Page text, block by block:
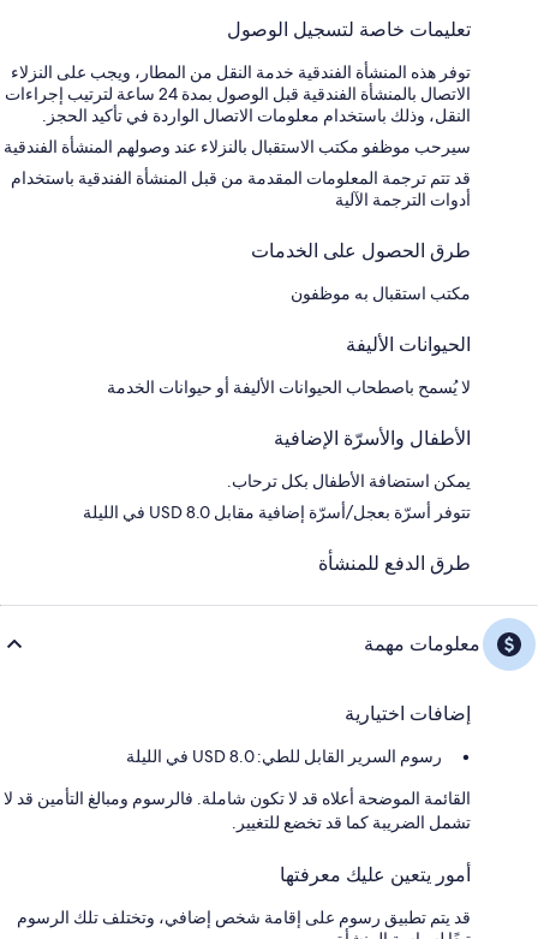
تعليمات خاصة لتسجيل الوصول
توفر هذه المنشأة الفندقية خدمة النقل من المطار، ويجب على النزلاء
الاتصال بالمنشأة الفندقية قبل الوصول بمدة 24 ساعة لترتيب إجراءات
النقل، وذلك باستخدام معلومات الاتصال الواردة في تأكيد الحجز.
سيرحب موظفو مكتب الاستقبال بالنزلاء عند وصولهم المنشأة الفندقية
قد تتم ترجمة المعلومات المقدمة من قبل المنشأة الفندقية باستخدام
أدوات الترجمة الآلية
طرق الحصول على الخدمات
مكتب استقبال به موظفون
الحيوانات الأليفة
لا يُسمح باصطحاب الحيوانات الأليفة أو حيوانات الخدمة
الأطفال والأسرّة الإضافية
يمكن استضافة الأطفال بكل ترحاب.
تتوفر أسرّة بعجل/أسرّة إضافية مقابل USD 8.0 في الليلة
طرق الدفع للمنشأة
معلومات مهمة
إضافات اختيارية
رسوم السرير القابل للطي: 8.0 USD في الليلة
القائمة الموضحة أعلاه قد لا تكون شاملة. فالرسوم ومبالغ التأمين قد لا
تشمل الضريبة كما قد تخضع للتغيير.
أمور يتعين عليك معرفتها
قد يتم تطبيق رسوم على إقامة شخص إضافي، وتختلف تلك الرسوم